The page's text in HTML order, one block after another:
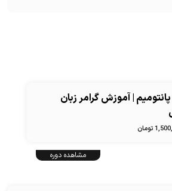
پانتومیم | آموزش گرامر زبان
مشاهده دوره